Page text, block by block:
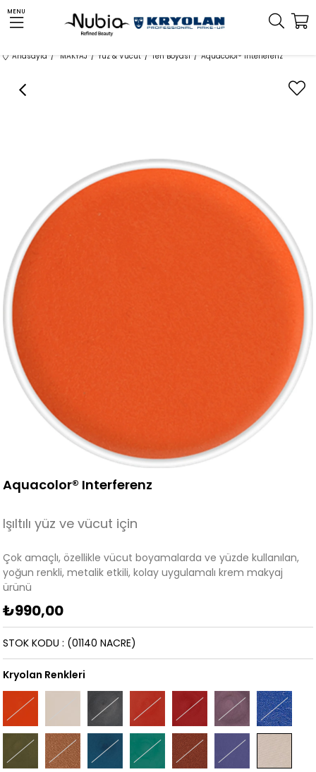
MENU
Anasayfa MAKYAJ Yüz & Vücut Ten Boyası Aquacolor® Interferenz
Aquacolor® Interferenz
Işıltılı yüz ve vücut için
Çok amaçlı, özellikle vücut boyamalarda ve yüzde kullanılan,
yoğun renkli, metalik etkili, kolay uygulamalı krem makyaj
ürünü
₺990,00
(01140 NACRE)
STOK KODU
Kryolan Renkleri